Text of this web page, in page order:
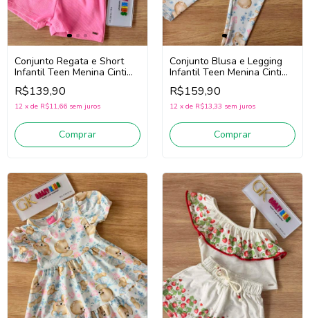
Conjunto Regata e Short
Infantil Teen Menina Cinti
22210 (Off White/Rosa)
R$139,90
12 x de R$11,66 sem juros
Comprar
Conjunto Blusa e Legging
Infantil Teen Menina Cinti
22129 (Off White/Azul)
R$159,90
12 x de R$13,33 sem juros
Comprar